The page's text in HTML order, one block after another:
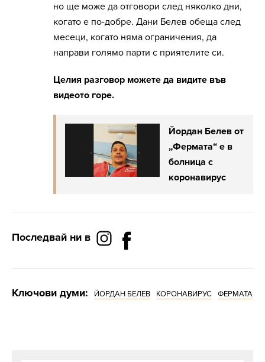
но ще може да отговори след няколко дни,
когато е по-добре. Дани Белев обеща след
месеци, когато няма ограничения, да
направи голямо парти с приятелите си.
Целия разговор можете да видите във
видеото горе.
Йордан Белев от
„Фермата“ е в
болница с
коронавирус
Последвай ни в
Ключови думи: ЙОРДАН БЕЛЕВ КОРОНАВИРУС ФЕРМАТА